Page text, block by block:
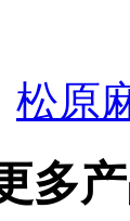
松原
多